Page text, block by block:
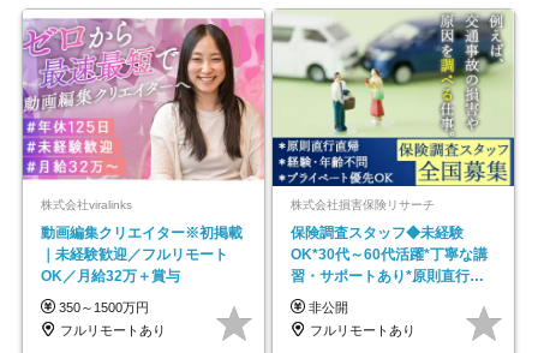
株式会社viralinks
動画編集クリエイター※初掲載
｜未経験歓迎／フルリモート
OK／月給32万＋賞与
350～1500万円
フルリモートあり
株式会社損害保険リサーチ
保険調査スタッフ◆未経験
OK*30代～60代活躍*丁寧な講
習・サポートあり*原則直行直
帰／全国募集・業務委託
非公開
フルリモートあり